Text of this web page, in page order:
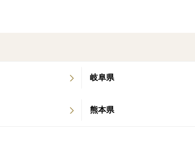
隙間には、形や重さのバランスを見て2Lや
岐阜県
熊本県